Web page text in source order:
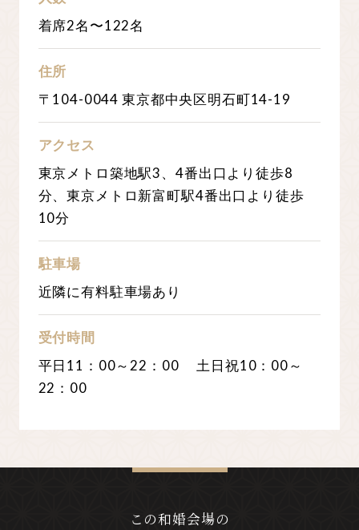
着席2名〜122名
住所
〒104-0044 東京都中央区明石町14-19
アクセス
東京メトロ築地駅3、4番出口より徒歩8
分、東京メトロ新富町駅4番出口より徒歩
10分
駐車場
近隣に有料駐車場あり
受付時間
平日11：00～22：00 土日祝10：00～
22：00
この和婚会場の